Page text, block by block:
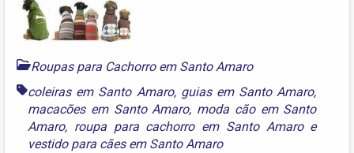
Roupas para Cachorro em Santo Amaro
coleiras em Santo Amaro, guias em Santo Amaro,
macacões em Santo Amaro, moda cão em Santo
Amaro, roupa para cachorro em Santo Amaroe
vestido para cães em Santo Amaro